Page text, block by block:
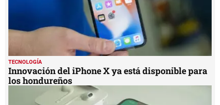
TECNOLOGÍA
Innovación del iPhone X ya está disponible para
los hondureños